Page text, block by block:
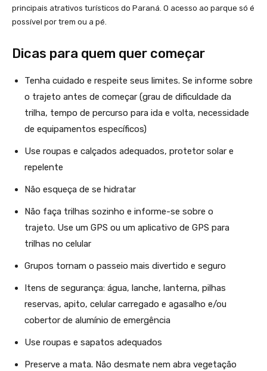
principais atrativos turísticos do Paraná. O acesso ao parque só é
possível por trem ou a pé.
Dicas para quem quer começar
Tenha cuidado e respeite seus limites. Se informe sobre
o trajeto antes de começar (grau de dificuldade da
trilha, tempo de percurso para ida e volta, necessidade
de equipamentos específicos)
Use roupas e calçados adequados, protetor solar e
repelente
Não esqueça de se hidratar
Não faça trilhas sozinho e informe-se sobre o
trajeto. Use um GPS ou um aplicativo de GPS para
trilhas no celular
Grupos tornam o passeio mais divertido e seguro
Itens de segurança: água, lanche, lanterna, pilhas
reservas, apito, celular carregado e agasalho e/ou
cobertor de alumínio de emergência
Use roupas e sapatos adequados
Preserve a mata. Não desmate nem abra vegetação